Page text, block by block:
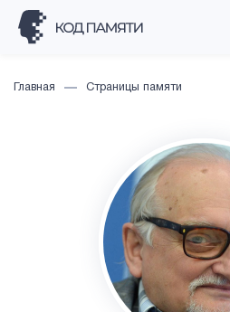
Главная Страницы памяти